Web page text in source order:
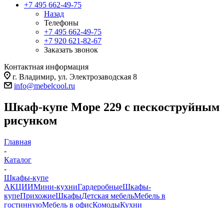
+7 495 662-49-75
Назад
Телефоны
+7 495 662-49-75
+7 920 621-82-67
Заказать звонок
Контактная информация
г. Владимир, ул. Электрозаводская 8
info@mebelcool.ru
Шкаф-купе Море 229 с пескоструйным
рисунком
Главная
-
Каталог
-
Шкафы-купе
АКЦИИМини-кухниГардеробныеШкафы-
купеПрихожиеШкафыДетская мебельМебель в
гостиннуюМебель в офисКомодыКухни